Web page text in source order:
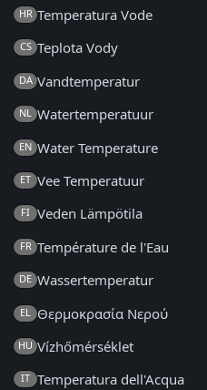
HR Temperatura Vode
CS Teplota Vody
DA Vandtemperatur
NL Watertemperatuur
EN Water Temperature
ET Vee Temperatuur
FI Veden Lämpötila
FR Température de l'Eau
DE Wassertemperatur
EL Θερμοκρασία Νερού
HU Vízhőmérséklet
IT Temperatura dell'Acqua